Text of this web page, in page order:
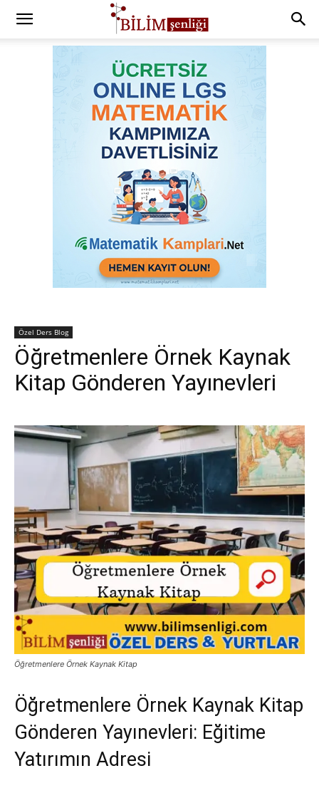
Özel Ders Blog
Öğretmenlere Örnek Kaynak
Kitap Gönderen Yayınevleri
Öğretmenlere Örnek Kaynak Kitap
Öğretmenlere Örnek Kaynak Kitap
Gönderen Yayınevleri: Eğitime
Yatırımın Adresi